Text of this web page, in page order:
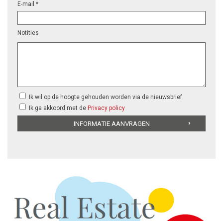
E-mail *
Notities
Ik wil op de hoogte gehouden worden via de nieuwsbrief
Ik ga akkoord met de Privacy policy